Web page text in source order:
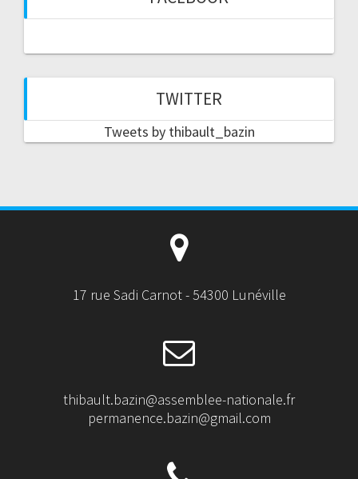
TWITTER
Tweets by thibault_bazin
17 rue Sadi Carnot - 54300 Lunéville
thibault.bazin@assemblee-nationale.fr
permanence.bazin@gmail.com